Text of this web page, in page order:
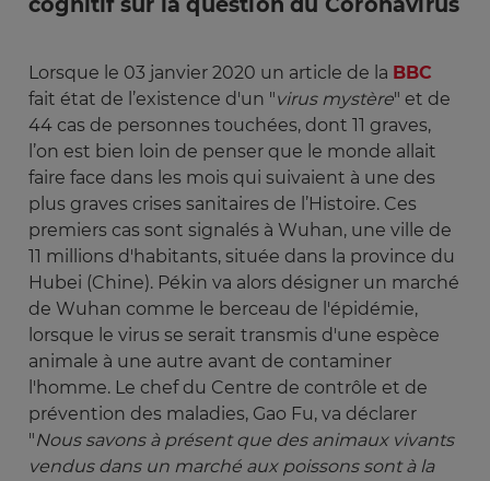
Lorsque le 03 janvier 2020 un article de la BBC
fait état de l’existence d'un "virus mystère" et de
44 cas de personnes touchées, dont 11 graves,
l’on est bien loin de penser que le monde allait
faire face dans les mois qui suivaient à une des
plus graves crises sanitaires de l’Histoire. Ces
premiers cas sont signalés à Wuhan, une ville de
11 millions d'habitants, située dans la province du
Hubei (Chine). Pékin va alors désigner un marché
de Wuhan comme le berceau de l'épidémie,
lorsque le virus se serait transmis d'une espèce
animale à une autre avant de contaminer
l'homme. Le chef du Centre de contrôle et de
prévention des maladies, Gao Fu, va déclarer
"Nous savons à présent que des animaux vivants
vendus dans un marché aux poissons sont à la